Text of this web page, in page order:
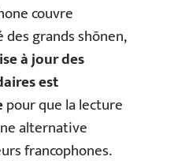
couvre
grands shōnen,
à jour des
est
pour que la lecture
alternative
francophones.